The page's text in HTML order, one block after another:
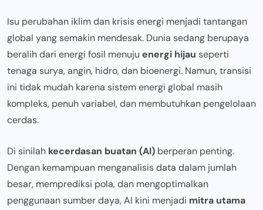
Isu perubahan iklim dan krisis energi menjadi tantangan
global yang semakin mendesak. Dunia sedang berupaya
beralih dari energi fosil menuju energi hijau seperti
tenaga surya, angin, hidro, dan bioenergi. Namun, transisi
ini tidak mudah karena sistem energi global masih
kompleks, penuh variabel, dan membutuhkan pengelolaan
cerdas.
Di sinilah kecerdasan buatan (AI) berperan penting.
Dengan kemampuan menganalisis data dalam jumlah
besar, memprediksi pola, dan mengoptimalkan
penggunaan sumber daya, AI kini menjadi mitra utama